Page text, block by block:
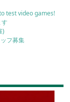
test video games!
す
)
フ募集